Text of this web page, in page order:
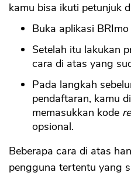
kamu bisa ikuti petunjuk
Buka aplikasi BRImo
Setelah itu lakukan
cara di atas yang
Pada langkah
pendaftaran, kamu
memasukkan kode
opsional.
Beberapa cara di atas
pengguna tertentu yang